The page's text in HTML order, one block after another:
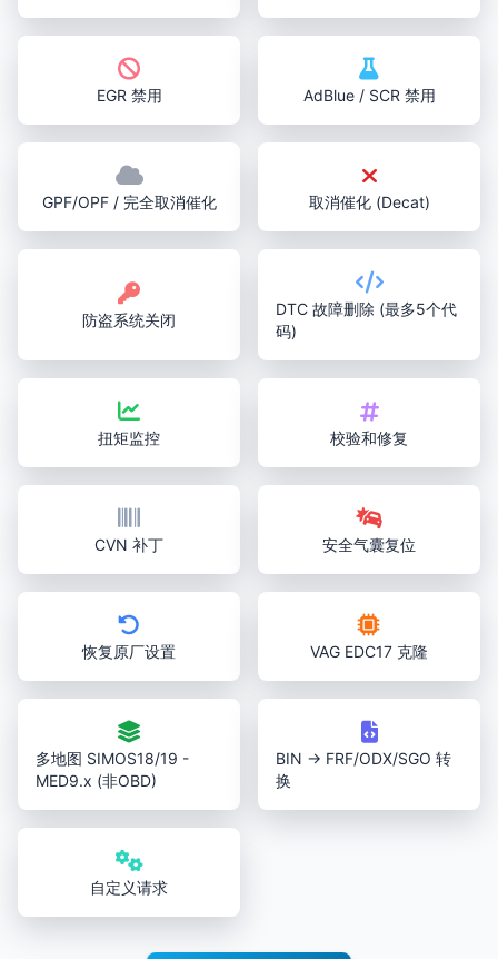
EGR 禁用 AdBlue / SCR 禁用
GPF/OPF / 完全取消催化 取消催化 (Decat)
防盗系统关闭
DTC 故障删除 (最多5个代
码)
扭矩监控 校验和修复
CVN 补丁 安全气囊复位
恢复原厂设置 VAG EDC17 克隆
多地图 SIMOS18/19 -
MED9.x (非OBD)
BIN → FRF/ODX/SGO 转
换
自定义请求